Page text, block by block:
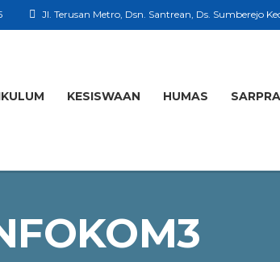
Jl. Terusan Metro, Dsn. Santrean, Ds. Sumberejo
KESISWAAN HUMAS